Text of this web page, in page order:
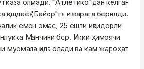
олмади. "Атлетико"дан келган
"Байер"га ижарага берилди.
ёмон эмас, 25 ёшли иқтидорли
Манчини бор. Икки ҳимоячи
муомала қила олади ва кам жароҳат